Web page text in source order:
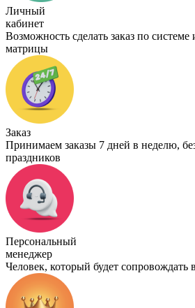
Личный
кабинет
Возможность сделать заказ по
матрицы
Заказ
Принимаем заказы 7 дней в неделю,
праздников
Персональный
менеджер
Человек, который будет